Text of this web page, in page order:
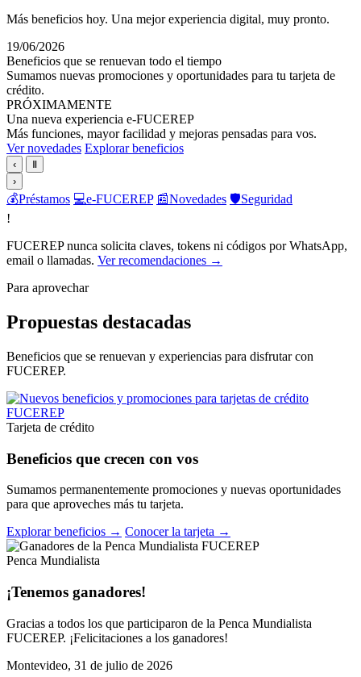
Más beneficios hoy. Una mejor experiencia digital, muy pronto.
19/06/2026
Beneficios que se renuevan todo el tiempo
Sumamos nuevas promociones y oportunidades para tu tarjeta de
crédito.
PRÓXIMAMENTE
Una nueva experiencia e-FUCEREP
Más funciones, mayor facilidad y mejoras pensadas para vos.
Ver novedades Explorar beneficios
‹
Ⅱ
›
💰Préstamos 💻e-FUCEREP 📰Novedades 🛡️Seguridad
!
FUCEREP nunca solicita claves, tokens ni códigos por WhatsApp,
email o llamadas. Ver recomendaciones →
Para aprovechar
Propuestas destacadas
Beneficios que se renuevan y experiencias para disfrutar con
FUCEREP.
Tarjeta de crédito
Beneficios que crecen con vos
Sumamos permanentemente promociones y nuevas oportunidades
para que aproveches más tu tarjeta.
Explorar beneficios → Conocer la tarjeta →
Penca Mundialista
¡Tenemos ganadores!
Gracias a todos los que participaron de la Penca Mundialista
FUCEREP. ¡Felicitaciones a los ganadores!
Montevideo, 31 de julio de 2026